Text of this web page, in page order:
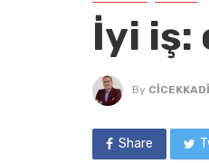
İyi iş:
By
Share